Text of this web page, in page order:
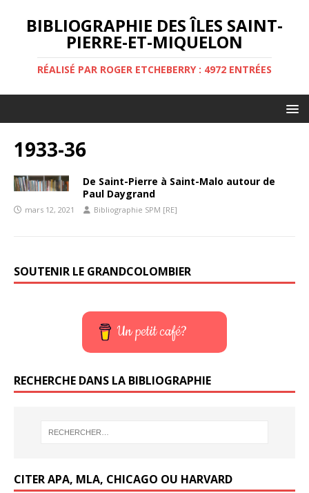
BIBLIOGRAPHIE DES ÎLES SAINT-
PIERRE-ET-MIQUELON
RÉALISÉ PAR ROGER ETCHEBERRY : 4972 ENTRÉES
1933-36
De Saint-Pierre à Saint-Malo autour de
Paul Daygrand
mars 12, 2021 Bibliographie SPM [RE]
SOUTENIR LE GRANDCOLOMBIER
Un petit café?
RECHERCHE DANS LA BIBLIOGRAPHIE
CITER APA, MLA, CHICAGO OU HARVARD